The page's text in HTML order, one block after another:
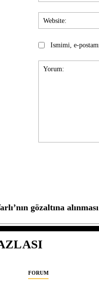
Ismimi, e-
gözaltına
FORUM